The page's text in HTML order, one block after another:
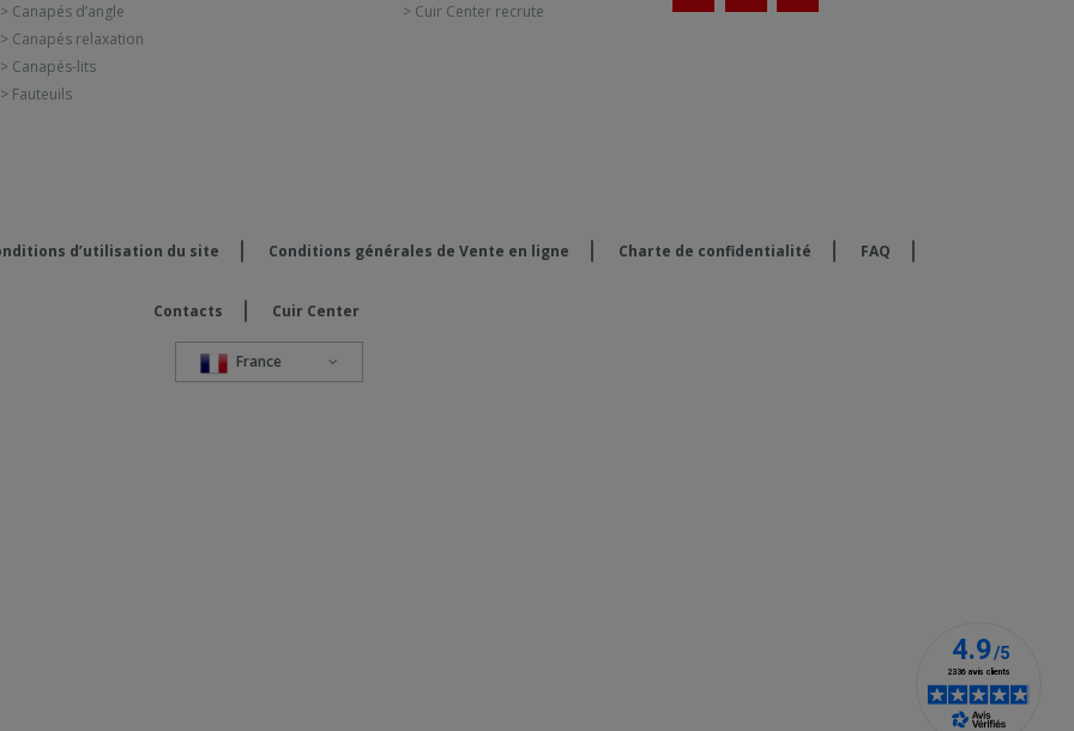
> Canapés d’angle
> Canapés relaxation
> Canapés-lits
> Fauteuils
> Cuir Center recrute
d’utilisation du site Conditions générales de Vente en ligne Charte de confidentialité FAQ
Contacts Cuir Center
France